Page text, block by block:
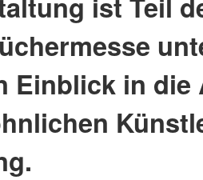
Einblick in die